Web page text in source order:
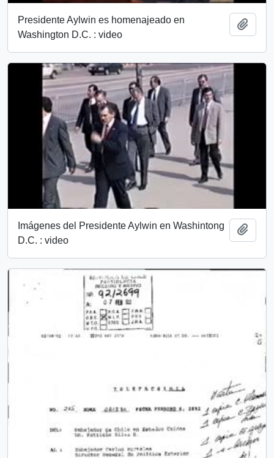
Presidente Aylwin es homenajeado en
Washington D.C. : video
Imágenes del Presidente Aylwin en Washintong
D.C. : video